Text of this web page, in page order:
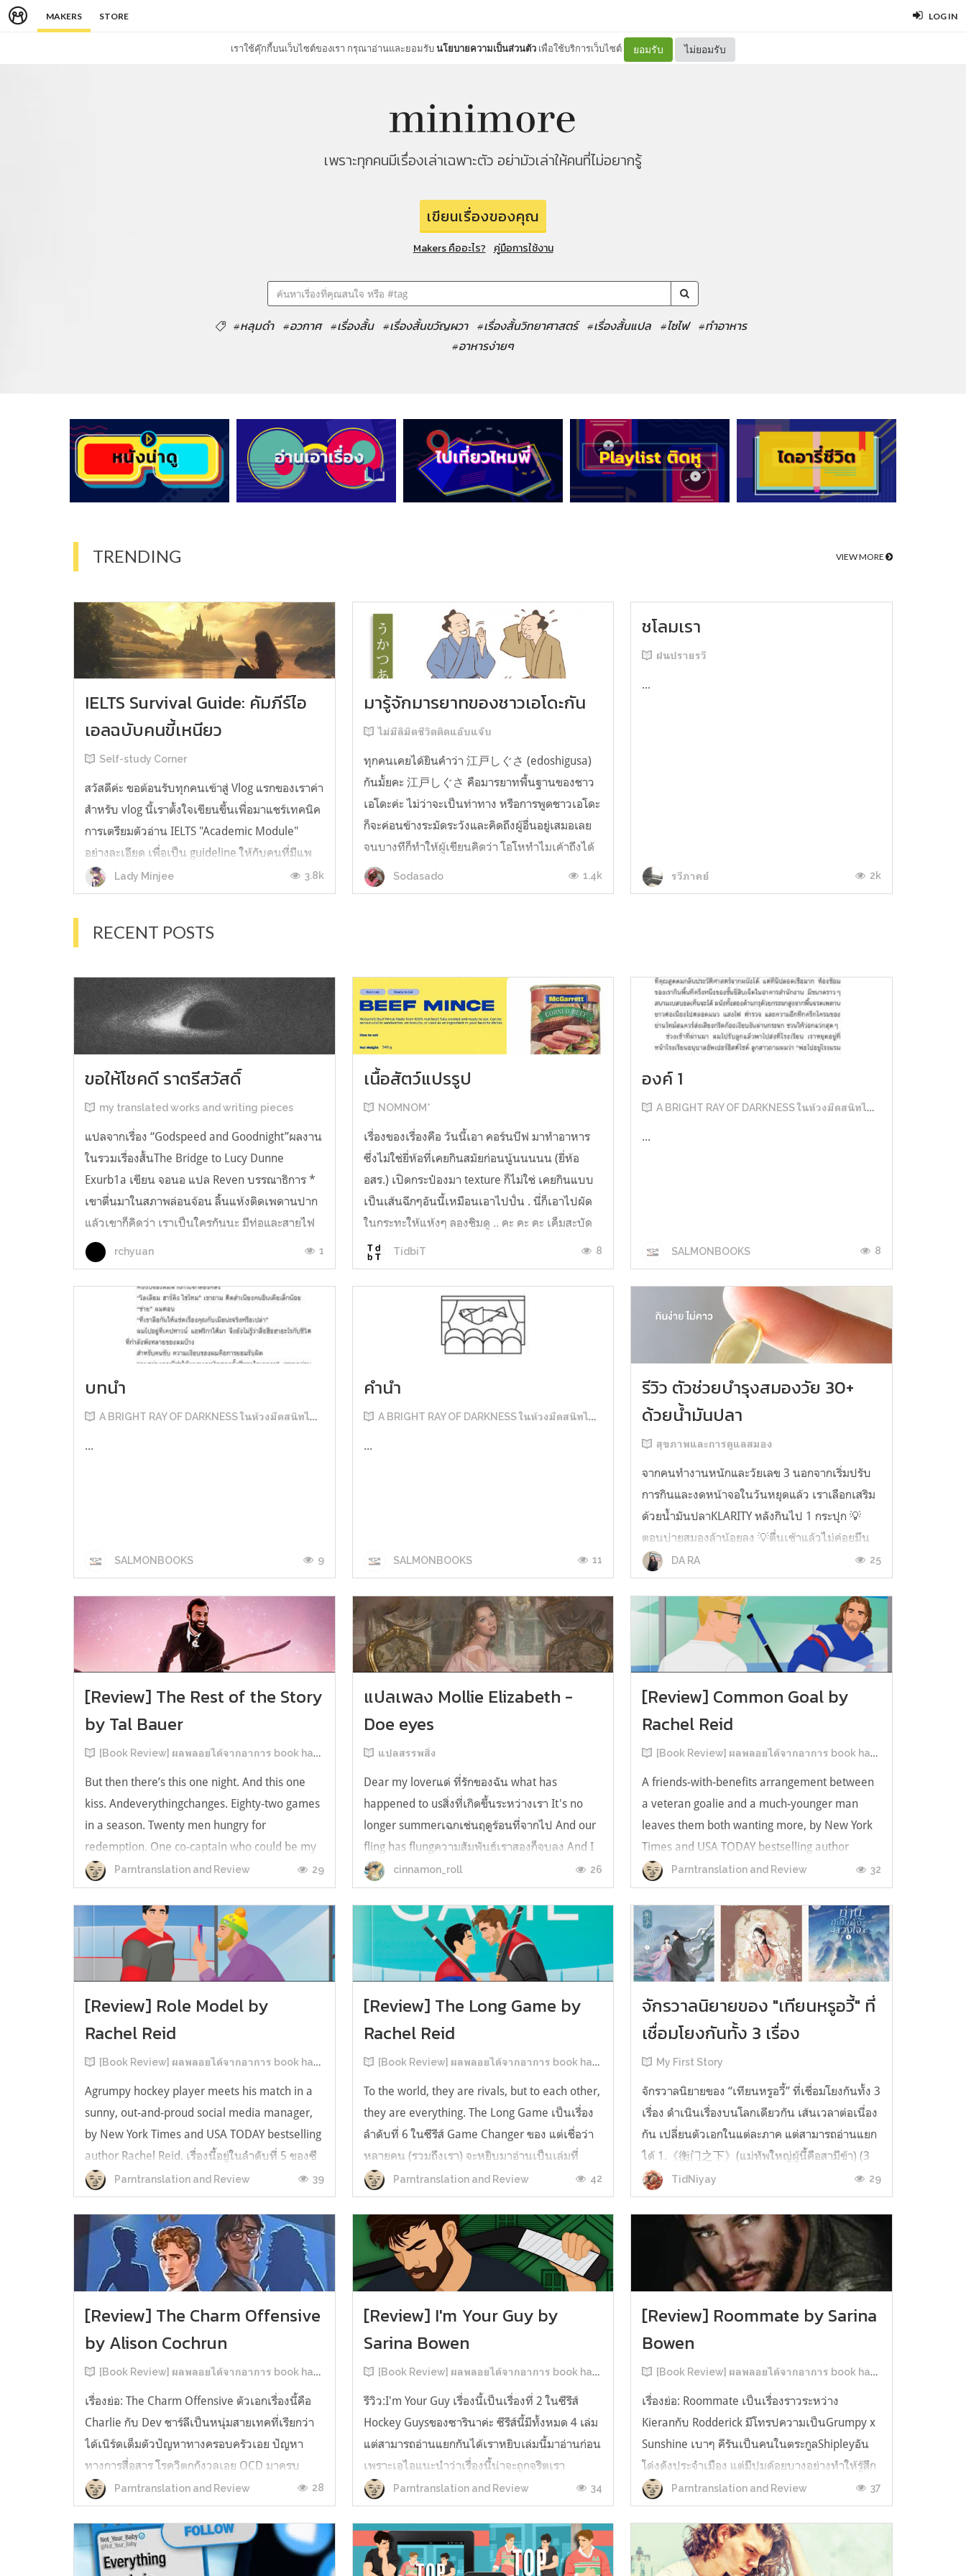
MAKERS STORE LOG IN
เราใช้คุ๊กกี้บนเว็บไซต์ของเรา กรุณาอ่านและยอมรับนโยบายความเป็นส่วนตัว เพื่อใช้บริการเว็บไซต์ ยอมรับ ไม่ยอมรับ
เพราะทุกคนมีเรื่องเล่าเฉพาะตัว อย่ามัวเล่าให้คนที่ไม่อยากรู้
เขียนเรื่องของคุณ
Makers คืออะไร? คู่มือการใช้งาน
#หลุมดำ #อวกาศ #เรื่องสั้น #เรื่องสั้นขวัญผวา #เรื่องสั้นวิทยาศาสตร์ #เรื่องสั้นแปล #ไซไฟ
#ทำอาหาร
#อาหารง่ายๆ
TRENDING VIEW MORE
IELTS Survival Guide: คัมภีร์ไอ
เอลฉบับคนขี้เหนียว
Self-study Corner
สวัสดีค่ะ ขอต้อนรับทุกคนเข้าสู่ Vlog แรกของเราค่า
สำหรับ vlog นี้เราตั้งใจเขียนขึ้นเพื่อมาแชร์เทคนิค
การเตรียมตัวอ่าน IELTS "Academic Module"
อย่างละเอียด เพื่อเป็น guideline ให้กับคนที่มีแพ
ลนจะสอบแต่ไม่รู้ต้องเริ่มตรงไหน หรืออยากจะได้
ข้อมูลเพิ่มเติมมาเสริมความมั่นใจจากที่ตัวเองเรียน
Lady Minjee 3.8k
มารู้จักมารยาทของชาวเอโดะกัน
ไม่มีลิมิตชีวิตติดแอ๊บแจ๊บ
ทุกคนเคยได้ยินคำว่า 江戸しぐさ (edoshigusa)
กันมั้ยคะ 江戸しぐさ คือมารยาทพื้นฐานของชาว
เอโดะค่ะ ไม่ว่าจะเป็นท่าทาง หรือการพูดชาวเอโดะ
ก็จะค่อนข้างระมัดระวังและคิดถึงผู้อื่นอยู่เสมอเลย
จนบางทีก็ทำให้ผู้เขียนคิดว่า โอโหทำไมเค้าถึงได้
คิดถึงคนอื่นได้ขนาดนี้นะอยากรู้มั้ยคะว่าชาวเอโดะ
มารยาทดีขนาดไหน มาลองอ่านกันได้เ...
Sodasado 1.4k
ชโลมเรา
ฝนปรายรวี
...
รวีภาคย์ 2k
RECENT POSTS
ขอให้โชคดี ราตรีสวัสดิ์
my translated works and writing pieces
แปลจากเรื่อง “Godspeed and Goodnight”ผลงาน
ในรวมเรื่องสั้นThe Bridge to Lucy Dunne
Exurb1a เขียน จอนอ แปล Reven บรรณาธิการ *
เขาตื่นมาในสภาพล่อนจ้อน ลิ้นแห้งติดเพดานปาก
แล้วเขาก็คิดว่า เราเป็นใครกันนะ มีท่อและสายไฟ
อยู่ในตัว เกิดความรู้สึกอยากฉี่ และแม้ตัวเขาจะ
เหยียดตรง ก็มีแต่ความมืดมิดอยู่เบื้องหน้...
rchyuan 1
เนื้อสัตว์แปรรูป
NOMNOM*
เรื่องของเรื่องคือ วันนี้เอา คอร์นบีฟ มาทำอาหาร
ซึ่งไม่ใช่ยี่ห้อที่เคยกินสมัยก่อนนู้นนนนน (ยี่ห้อ
อสร.) เปิดกระป๋องมา texture ก็ไม่ใช่ เคยกินแบบ
เป็นเส้นฉีกๆอันนี้เหมือนเอาไปปั่น . นี่ก็เอาไปผัด
ในกระทะให้แห้งๆ ลองชิมดู .. คะ คะ คะ เค็มสะบัด
O o" ... แบบใช้โควต้ากินโซเดียมทั้งสัปดาห์
ต้องหาผักนึ่ง ...
TidbiT 8
องค์ 1
A BRIGHT RAY OF DARKNESS ในห้วงมืดสนิทไม่มิดแสง
...
SALMONBOOKS 8
บทนำ
A BRIGHT RAY OF DARKNESS ในห้วงมืดสนิทไม่มิดแสง
...
SALMONBOOKS 9
คำนำ
A BRIGHT RAY OF DARKNESS ในห้วงมืดสนิทไม่มิดแสง
...
SALMONBOOKS 11
รีวิว ตัวช่วยบำรุงสมองวัย 30+
ด้วยน้ำมันปลา
สุขภาพและการดูแลสมอง
จากคนทำงานหนักและวัยเลข 3 นอกจากเริ่มปรับ
การกินและงดหน้าจอในวันหยุดแล้ว เราเลือกเสริม
ด้วยน้ำมันปลาKLARITY หลังกินไป 1 กระปุก 💡
ตอนบ่ายสมองล้าน้อยลง 💡ตื่นเช้าแล้วไม่ค่อยมึน
หัว 💡ไอเดียไม่ตัน ยิ่งทำงานสาย Content แนะนำ
ว่าควรมี ชอบตรงที่ไม่มีกลิ่นคาวเลย กินง่ายสุด
ตั้งแต่เคยกินน้ำมันปลามาเลย ใครที่เคยกิ...
DA RA 25
[Review] The Rest of the Story
by Tal Bauer
[Book Review] ผลพลอยได้จากอาการ book hangover หลังอ่านสารพัน MM Romance
But then there’s this one night. And this one
kiss. Andeverythingchanges. Eighty-two games
in a season. Twenty men hungry for
redemption. One co-captain who could be my
forever. This is the rest of the story. หลังอ่าน
แบบฟีลกู้ดติดๆ กันแล้ว เลยอยากได้ความแสบ
ทรวงในชีวิตบ้าง (หาเรื่อง!) เล่มนี้คู่หูเอ...
Parntranslation and Review 29
แปลเพลง Mollie Elizabeth -
Doe eyes
แปลสรรพสิ่ง
Dear my loverแด่ ที่รักของฉัน what has
happened to usสิ่งที่เกิดขึ้นระหว่างเรา It's no
longer summerเฉกเช่นฤดูร้อนที่จากไป And our
fling has flungความสัมพันธ์เราสองก็จบลง And I
still spin your recordsแต่ฉันยังเล่นเพลงโปรดของ
คุณบนแผ่นเสียงไวนิล And You still feel like
homeในใจฉัน ตัวตนคุณก็ยังอบอ...
cinnamon_roll 26
[Review] Common Goal by
Rachel Reid
[Book Review] ผลพลอยได้จากอาการ book hangover หลังอ่านสารพัน MM Romance
A friends-with-benefits arrangement between
a veteran goalie and a much-younger man
leaves them both wanting more, by New York
Times and USA TODAY bestselling author
Rachel Reid. เป็นเรื่องลำดับที่ 4ในซีรีส์ Game
Changer และเป็นเล่มที่ 4 ที่เราหยิบมาอ่าน ใน
ที่สุดลำดับเรื่องกับลำดับที่หยิบอ่านก็ตรงกั...
Parntranslation and Review 32
[Review] Role Model by
Rachel Reid
[Book Review] ผลพลอยได้จากอาการ book hangover หลังอ่านสารพัน MM Romance
Agrumpy hockey player meets his match in a
sunny, out-and-proud social media manager,
by New York Times and USA TODAY bestselling
author Rachel Reid. เรื่องนี้อยู่ในลำดับที่ 5 ของซี
รีส์ Game Changer แต่เป็นเรื่องที่ 3 ที่เราหยิบมา
อ่าน เพราะเห็นว่าเป็นเรื่องในไทม์ไลน์เดียวกันกับ
TheLong Game ประกอบกั...
Parntranslation and Review 39
[Review] The Long Game by
Rachel Reid
[Book Review] ผลพลอยได้จากอาการ book hangover หลังอ่านสารพัน MM Romance
To the world, they are rivals, but to each other,
they are everything. The Long Game เป็นเรื่อง
ลำดับที่ 6 ในซีรีส์ Game Changer ของ แต่เชื่อว่า
หลายคน (รวมถึงเรา) จะหยิบมาอ่านเป็นเล่มที่
2หลังจากอ่าน Heated Rivalry มา555 เรื่องย่อ:
The Long Game เล่ม Long Game นี่จะเป็น
ประมาณ2 ปีหลังจาก HR จะดำเนินเ...
Parntranslation and Review 42
จักรวาลนิยายของ "เทียนหรูอวี้" ที่
เชื่อมโยงกันทั้ง 3 เรื่อง
My First Story
จักรวาลนิยายของ “เทียนหรูอวี้” ที่เชื่อมโยงกันทั้ง 3
เรื่อง ดำเนินเรื่องบนโลกเดียวกัน เส้นเวลาต่อเนื่อง
กัน เปลี่ยนตัวเอกในแต่ละภาค แต่สามารถอ่านแยก
ได้ 1.《衡门之下》(แม่ทัพใหญ่ผู้นี้คือสามีข้า) (3
เล่มจบ) เป็นเรื่องที่เกิดก่อน เล่าเรื่องของ ฝูถิง กับ
หลี่ชีฉือ ที่ต้องแต่งงานกันก่อนจะใช้ชีวิตห่างไกล
TidNiyay 29
[Review] The Charm Offensive
by Alison Cochrun
[Book Review] ผลพลอยได้จากอาการ book hangover หลังอ่านสารพัน MM Romance
เรื่องย่อ: The Charm Offensive ตัวเอกเรื่องนี้คือ
Charlie กับ Dev ชาร์ลีเป็นหนุ่มสายเทคที่เรียกว่า
ได้เนิร์ดเต็มตัวปัญหาทางครอบครัวเอย ปัญหา
ทางการสื่อสาร โรควิตกกังวลเอย OCD มาครบ
เรียกได้ว่าครบองค์ประกอบความโอตะ เขาทั้งไม่
เชื่อในรักแท้ ไม่เคยมีความสัมพันธ์ในเชิงโรแมนติก
กับใคร หรืออาจเรียกว่าไม่เคยรู...
Parntranslation and Review 28
[Review] I'm Your Guy by
Sarina Bowen
[Book Review] ผลพลอยได้จากอาการ book hangover หลังอ่านสารพัน MM Romance
รีวิว:I'm Your Guy เรื่องนี้เป็นเรื่องที่ 2 ในซีรีส์
Hockey Guysของซารินาค่ะ ซีรีส์นี้มีทั้งหมด 4 เล่ม
แต่สามารถอ่านแยกกันได้เราหยิบเล่มนี้มาอ่านก่อน
เพราะเอไอแนะนำว่าเรื่องนี้น่าจะถูกจริตเรา
มากกว่า555 เรื่องนี้เป็นเรื่องราวของ TOMMASO
นักกีฬาฮอกกี้ NHL กับ Carter มัณฑนากรมือฉมัง
ทอมมาโซเพิ่งโดนเทร...
Parntranslation and Review 34
[Review] Roommate by Sarina
Bowen
[Book Review] ผลพลอยได้จากอาการ book hangover หลังอ่านสารพัน MM Romance
เรื่องย่อ: Roommate เป็นเรื่องราวระหว่าง
Kieranกับ Rodderick มีโทรปความเป็นGrumpy x
Sunshine เบาๆ คีรันเป็นคนในตระกูลShipleyอัน
โด่งดังประจำเมือง แต่มีปมด้อยบางอย่างทำให้รู้สึก
ว่าพ่อรักพี่ชายมากกว่าตัวเองเสมอ จึงดิ้นรนอยาก
ออกมาอยู่คนเดียวเพื่อให้หลุดจากอิทธิพลของที่
บ้าน และไล่ตามความฝันการเป็นกราฟฟิ...
Parntranslation and Review 37